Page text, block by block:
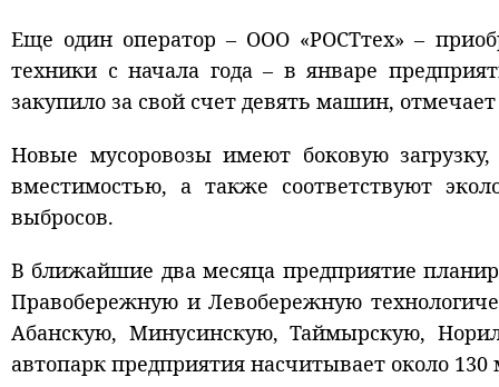
Еще один оператор – ООО «РОСТтех» –
техники с начала года – в январе
закупило за свой счет девять машин,
Новые мусоровозы имеют боковую
вместимостью, а также соответствуют
выбросов.
В ближайшие два месяца предприятие
Правобережную и Левобережную
Абанскую, Минусинскую, Таймырскую,
автопарк предприятия насчитывает около 130